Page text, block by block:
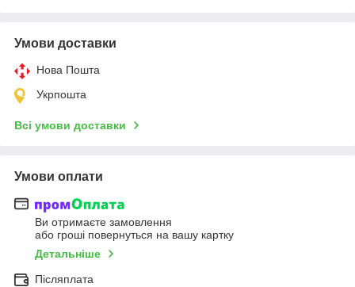
Умови доставки
Нова Пошта
Укрпошта
Всі умови доставки
Умови оплати
Ви отримаєте замовлення
або гроші повернуться на вашу картку
Детальніше
Післяплата